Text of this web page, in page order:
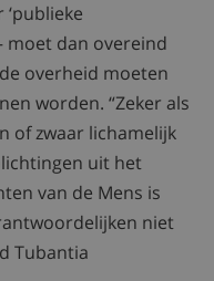
moet dan overeind
overheid moeten
worden. “Zeker als
of zwaar lichamelijk
uit het
van de Mens is
niet
Tubantia